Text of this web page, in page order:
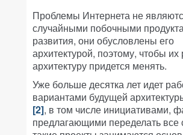
Проблемы Интернета не
случайными побочными
развития, они обусловлены его
архитектурой, поэтому, чтобы их
архитектуру придется менять.
Уже больше десятка лет идет
вариантами будущей
[2], в том числе инициативами,
предлагающими переделать все